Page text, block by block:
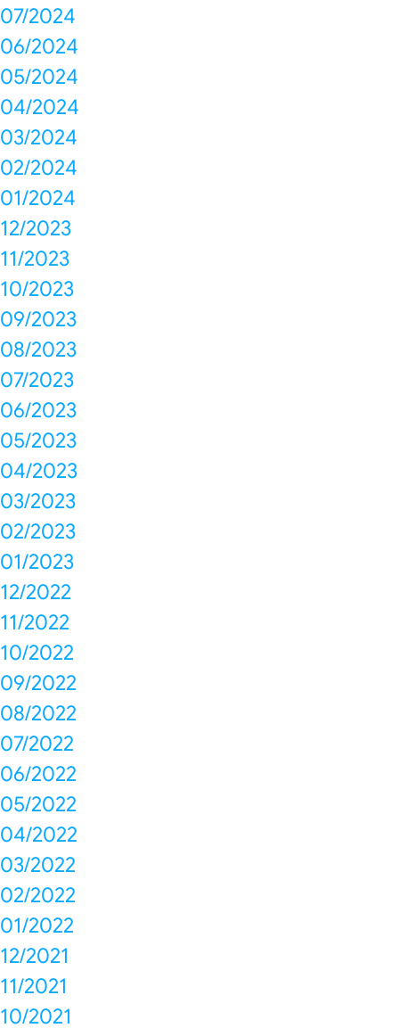
07/2024
06/2024
05/2024
04/2024
03/2024
02/2024
01/2024
12/2023
11/2023
10/2023
09/2023
08/2023
07/2023
06/2023
05/2023
04/2023
03/2023
02/2023
01/2023
12/2022
11/2022
10/2022
09/2022
08/2022
07/2022
06/2022
05/2022
04/2022
03/2022
02/2022
01/2022
12/2021
11/2021
10/2021